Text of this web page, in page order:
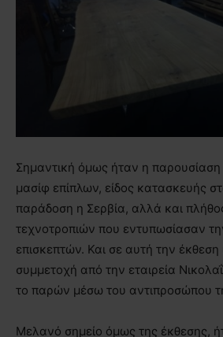
Σημαντική όμως ήταν η
μασίφ επίπλων, είδος κατασκευής
παράδοση η Σερβία, αλλά και
τεχνοτροπιών που εντυπωσίασαν
επισκεπτών. Και σε αυτή την
συμμετοχή από την εταιρεία
το παρών μέσω του αντιπροσώπου
Μελανό σημείο όμως της έκθεσης,